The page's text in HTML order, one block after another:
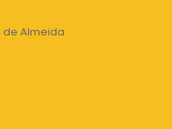
de Almeida